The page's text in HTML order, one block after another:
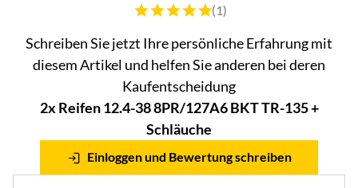
Bewertung: 5 von 5 (1 Bewertungen)
(1)
Schreiben Sie jetzt Ihre persönliche Erfahrung mit
diesem Artikel und helfen Sie anderen bei deren
Kaufentscheidung
2x Reifen 12.4-38 8PR/127A6 BKT TR-135 +
Schläuche
Einloggen und Bewertung schreiben